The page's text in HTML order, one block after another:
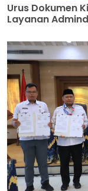
Urus Dokumen
Layanan